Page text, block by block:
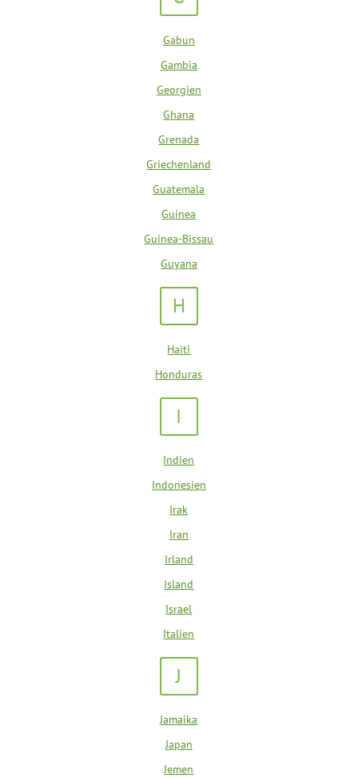
Gabun
Gambia
Georgien
Ghana
Grenada
Griechenland
Guatemala
Guinea
Guinea-Bissau
Guyana
H
Haiti
Honduras
I
Indien
Indonesien
Irak
Iran
Irland
Island
Israel
Italien
J
Jamaika
Japan
Jemen